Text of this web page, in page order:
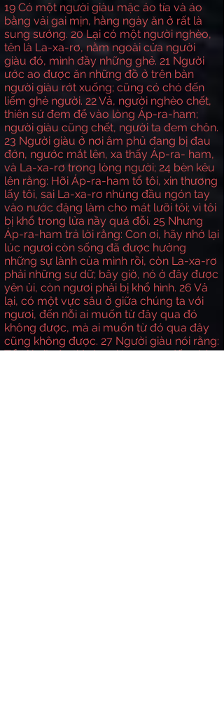
19 Có một người giàu mặc áo tía và áo
bằng vải gai mịn, hằng ngày ăn ở rất là
sung sướng. 20 Lại có một người nghèo,
tên là La-xa-rơ, nằm ngoài cửa người
giàu đó, mình đầy những ghẻ. 21 Người
ước ao được ăn những đồ ở trên bàn
người giàu rớt xuống; cũng có chó đến
liếm ghẻ người. 22Vả, người nghèo chết,
thiên sứ đem để vào lòng Áp-ra-ham;
người giàu cũng chết, người ta đem chôn.
23 Người giàu ở nơi âm phủ đang bị đau
đớn, ngước mắt lên, xa thấy Áp-ra- ham,
và La-xa-rơ trong lòng người; 24 bèn kêu
lên rằng: Hỡi Áp-ra-ham tổ tôi, xin thương
lấy tôi, sai La-xa-rơ nhúng đầu ngón tay
vào nước đặng làm cho mát lưỡi tôi; vì tôi
bị khổ trong lửa nầy quá đỗi. 25 Nhưng
Áp-ra-ham trả lời rằng: Con ơi, hãy nhớ lại
lúc ngươi còn sống đã được hưởng
những sự lành của mình rồi, còn La-xa-rơ
phải những sự dữ; bây giờ, nó ở đây được
yên ủi, còn ngươi phải bị khổ hình. 26 Vả
lại, có một vực sâu ở giữa chúng ta với
ngươi, đến nỗi ai muốn từ đây qua đó
không được, mà ai muốn từ đó qua đây
cũng không được. 27 Người giàu nói rằng:
Tổ tôi ơi! vậy thì xin sai La-xa-rơ đến nhà